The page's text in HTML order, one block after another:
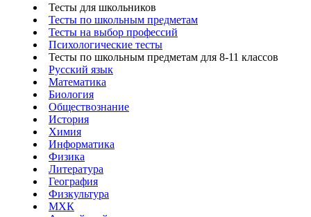
Тесты для школьников
Тесты по школьным предметам
Тесты на выбор профессий
Психологические тесты
Тесты по школьным предметам для 8-11 классов
Русский язык
Математика
Биология
Обществознание
История
Химия
Информатика
Физика
Литература
География
Физкультура
МХК